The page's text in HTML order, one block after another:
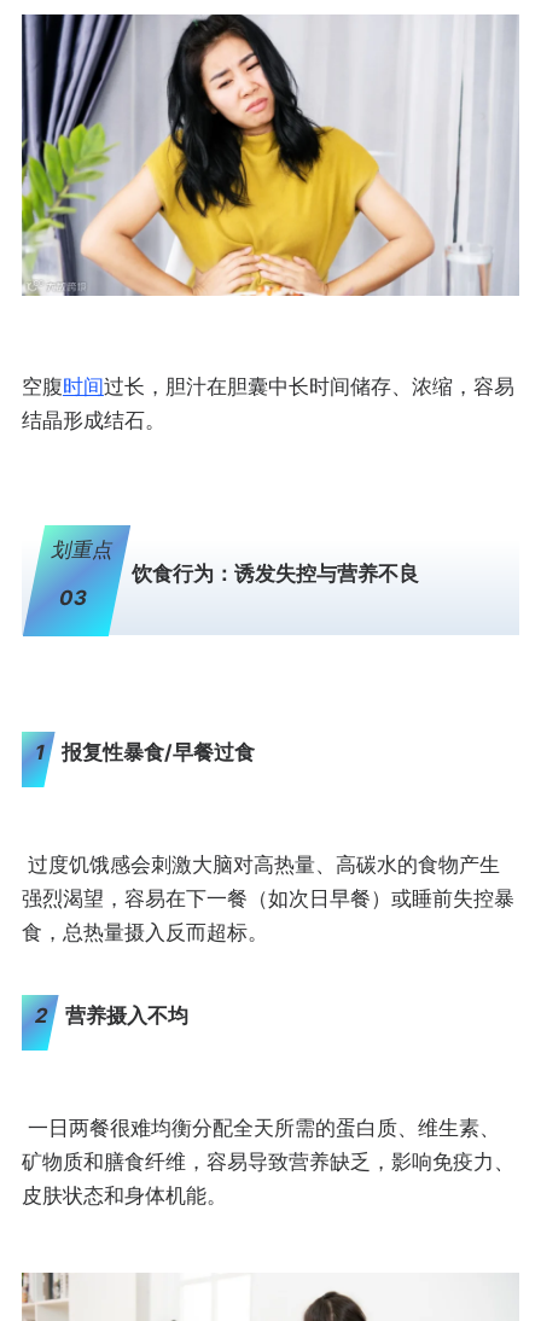
空腹时间过长，胆汁在胆囊中长时间储存、浓缩，容易
结晶形成结石。
划重点
03
饮食行为：诱发失控与营养不良
1 报复性暴食/早餐过食
过度饥饿感会刺激大脑对高热量、高碳水的食物产生
强烈渴望，容易在下一餐（如次日早餐）或睡前失控暴
食，总热量摄入反而超标。
2 营养摄入不均
一日两餐很难均衡分配全天所需的蛋白质、维生素、
矿物质和膳食纤维，容易导致营养缺乏，影响免疫力、
皮肤状态和身体机能。